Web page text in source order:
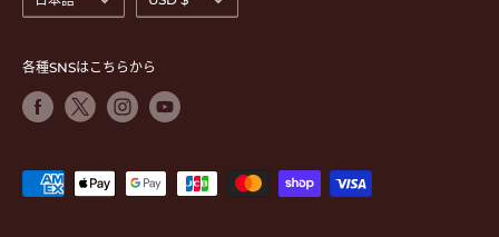
語
貨
各種SNSはこちらから